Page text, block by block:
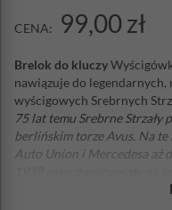
CENA: 99,00 zł
Brelok do kluczy
nawiązuje do
wyścigowych Srebrnych
75 lat temu Srebrne Strzały
berlińskim torze Avus. Na te
Auto Union i Mercedesa aż
Mknęły nawet 380 km/h!